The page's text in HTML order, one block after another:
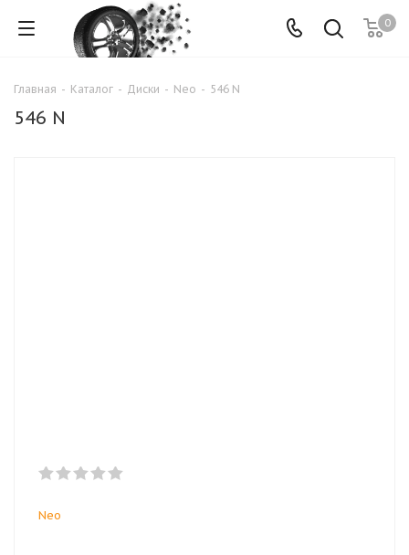
0
Главная - Каталог - Диски - Neo - 546 N
546 N
Neo